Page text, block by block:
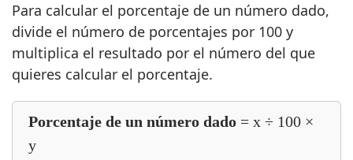
Para calcular el porcentaje de un número dado,
divide el número de porcentajes por 100 y
multiplica el resultado por el número del que
quieres calcular el porcentaje.
Porcentaje de un número dado = x ÷ 100 ×
y